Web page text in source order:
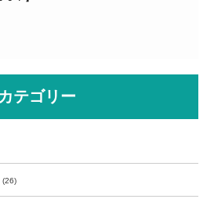
カテゴリー
(26)